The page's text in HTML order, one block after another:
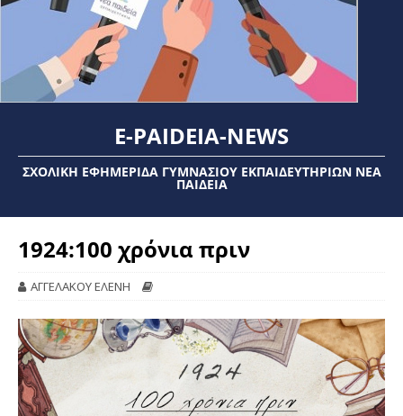
E-PAIDEIA-NEWS
ΣΧΟΛΙΚΉ ΕΦΗΜΕΡΊΔΑ ΓΥΜΝΑΣΊΟΥ ΕΚΠΑΙΔΕΥΤΗΡΊΩΝ ΝΈΑ
ΠΑΙΔΕΊΑ
1924:100 χρόνια πριν
ΑΓΓΕΛΑΚΟΥ ΕΛΕΝΗ